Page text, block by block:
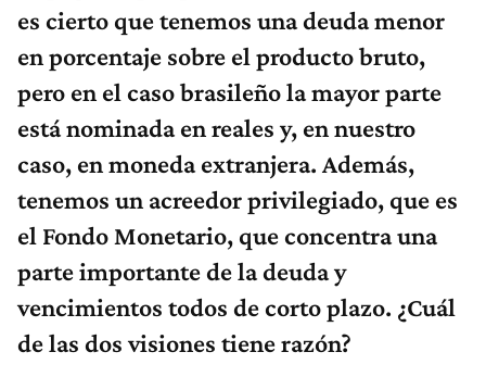
es cierto que tenemos una deuda menor
en porcentaje sobre el producto bruto,
pero en el caso brasileño la mayor parte
está nominada en reales y, en nuestro
caso, en moneda extranjera. Además,
tenemos un acreedor privilegiado, que es
el Fondo Monetario, que concentra una
parte importante de la deuda y
vencimientos todos de corto plazo. ¿Cuál
de las dos visiones tiene razón?